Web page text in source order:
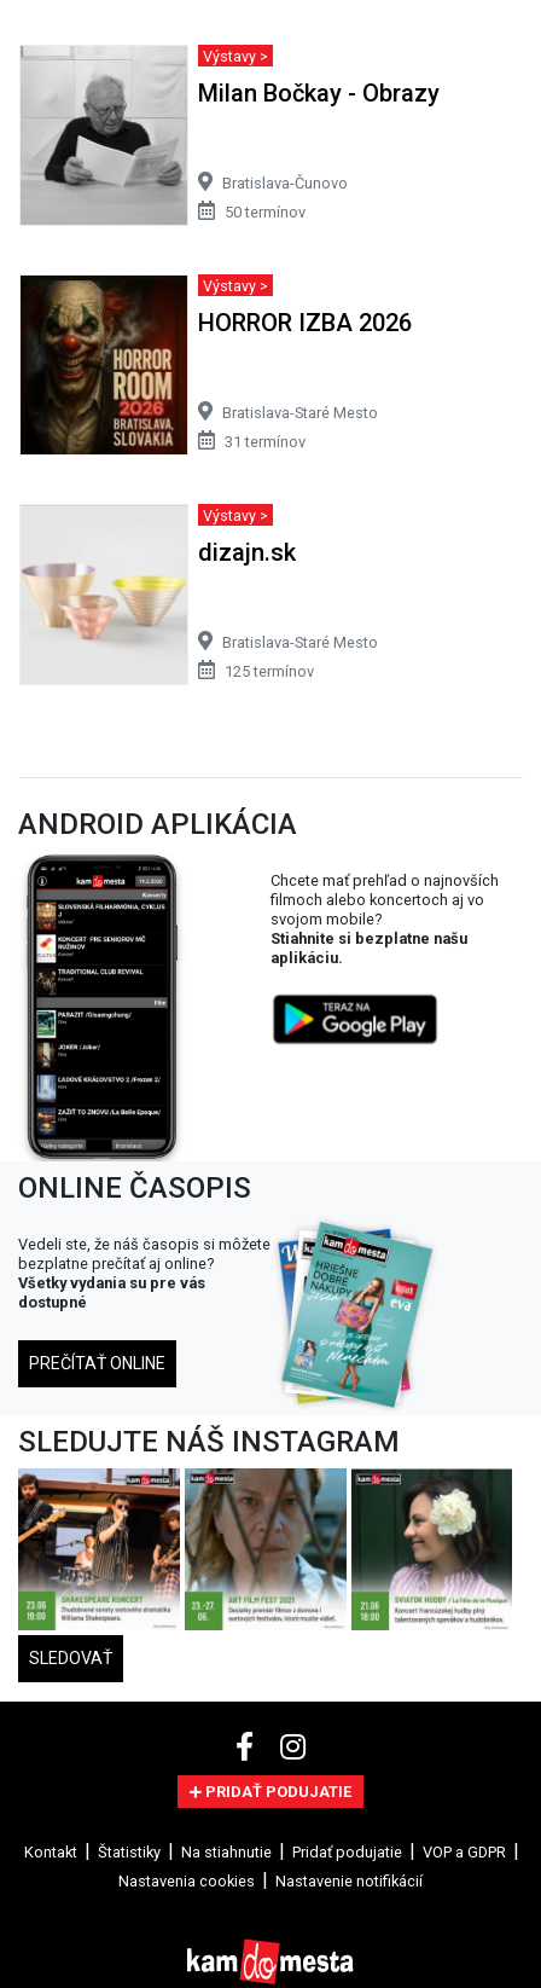
Výstavy >
Milan Bočkay - Obrazy
Bratislava-Čunovo
50 termínov
Výstavy >
HORROR IZBA 2026
Bratislava-Staré Mesto
31 termínov
Výstavy >
dizajn.sk
Bratislava-Staré Mesto
125 termínov
ANDROID APLIKÁCIA
Chcete mať prehľad o najnovších
filmoch alebo koncertoch aj vo
svojom mobile?
Stiahnite si bezplatne našu
aplikáciu.
ONLINE ČASOPIS
Vedeli ste, že náš časopis si môžete
bezplatne prečítať aj online?
Všetky vydania su pre vás
dostupné
PREČÍTAŤ ONLINE
SLEDUJTE NÁŠ INSTAGRAM
SLEDOVAŤ
PRIDAŤ PODUJATIE
Kontakt Štatistiky Na stiahnutie Pridať podujatie
VOP a GDPR
Nastavenia cookies
Nastavenie notifikácií